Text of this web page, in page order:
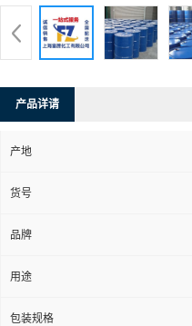
产品详请
产地
货号
品牌
用途
包装规格